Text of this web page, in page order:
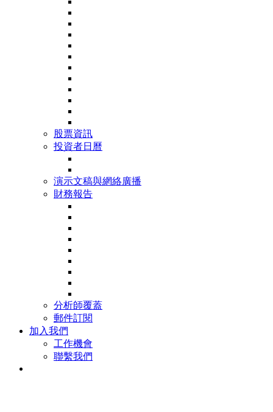
股票資訊
投資者日曆
演示文稿與網絡廣播
財務報告
分析師覆蓋
郵件訂閱
加入我們
工作機會
聯繫我們